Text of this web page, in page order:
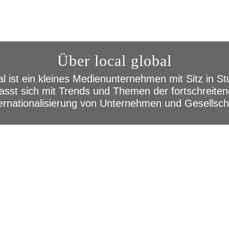
Über local global
ist ein kleines Medienunternehmen mit Sitz in
sich mit Trends und Themen der
von Unternehmen und